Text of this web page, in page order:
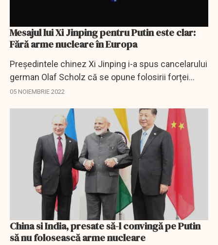
Mesajul lui Xi Jinping pentru Putin este clar:
Fără arme nucleare în Europa
Președintele chinez Xi Jinping i-a spus cancelarului
german Olaf Scholz că se opune folosirii forței
nucleare în Europa, în cele mai directe remarci ale
05 NOIEMBRIE 2022
China si India, presate să-l convingă pe Putin
să nu folosească arme nucleare